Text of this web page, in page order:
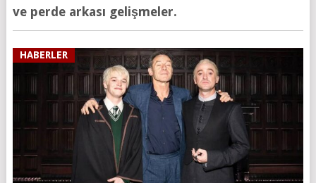
ve perde arkası gelişmeler.
HABERLER